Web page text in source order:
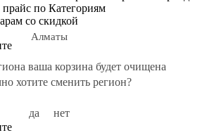
по Категориям
со скидкой
Алматы
ваша корзина будет очищена
хотите сменить регион?
да
нет